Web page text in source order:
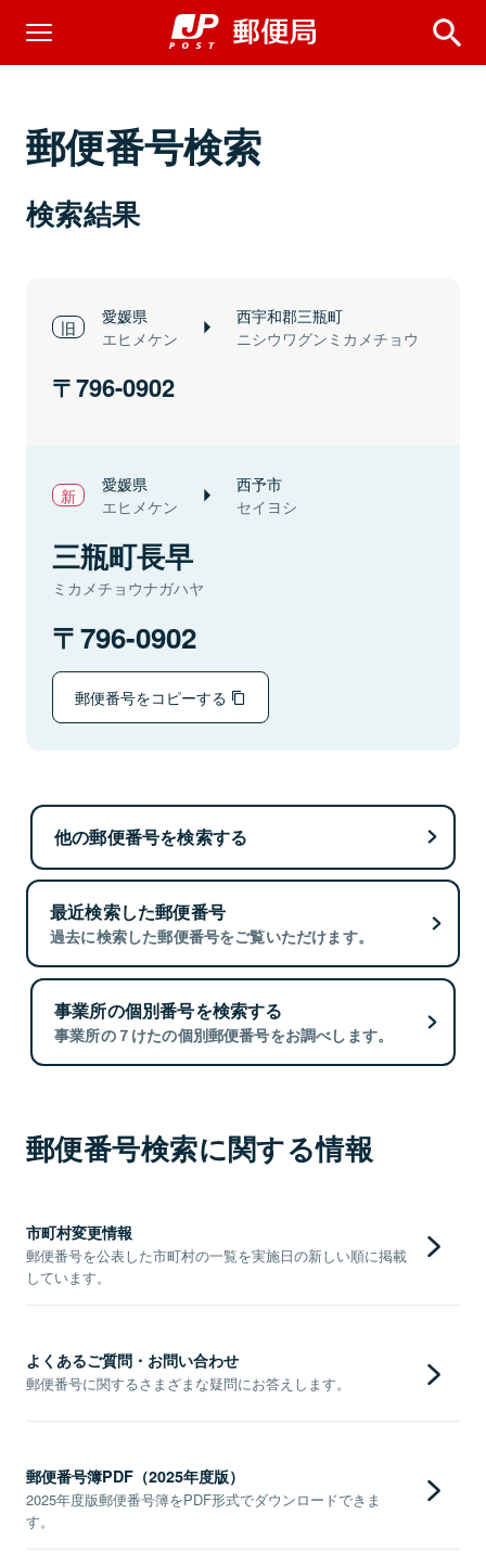
郵便番号検索
検索結果
愛媛県
エヒメケン
西宇和郡三瓶町
ニシウワグンミカメチョウ
796-0902
愛媛県
エヒメケン
西予市
セイヨシ
三瓶町長早
ミカメチョウナガハヤ
796-0902
郵便番号をコピーする
他の郵便番号を検索する
最近検索した郵便番号
過去に検索した郵便番号をご覧いただけます。
事業所の個別番号を検索する
事業所の７けたの個別郵便番号をお調べします。
郵便番号検索に関する情報
市町村変更情報
郵便番号を公表した市町村の一覧を実施日の新しい順に掲載
しています。
よくあるご質問・お問い合わせ
郵便番号に関するさまざまな疑問にお答えします。
郵便番号簿PDF（2025年度版）
2025年度版郵便番号簿をPDF形式でダウンロードできま
す。